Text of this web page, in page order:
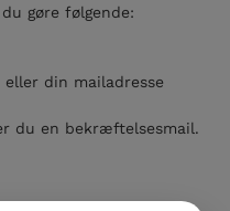
gøre følgende:
din mailadresse
du en bekræftelsesmail.